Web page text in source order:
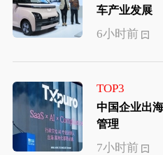
车产业发展
6小时前
TOP3
中国企业出
管理
7小时前